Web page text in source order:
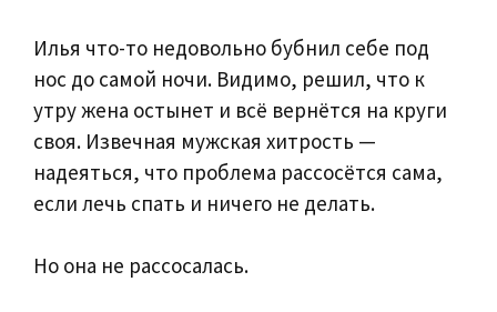
Илья что-то недовольно бубнил себе под
нос до самой ночи. Видимо, решил, что к
утру жена остынет и всё вернётся на круги
своя. Извечная мужская хитрость —
надеяться, что проблема рассосётся сама,
если лечь спать и ничего не делать.
Но она не рассосалась.